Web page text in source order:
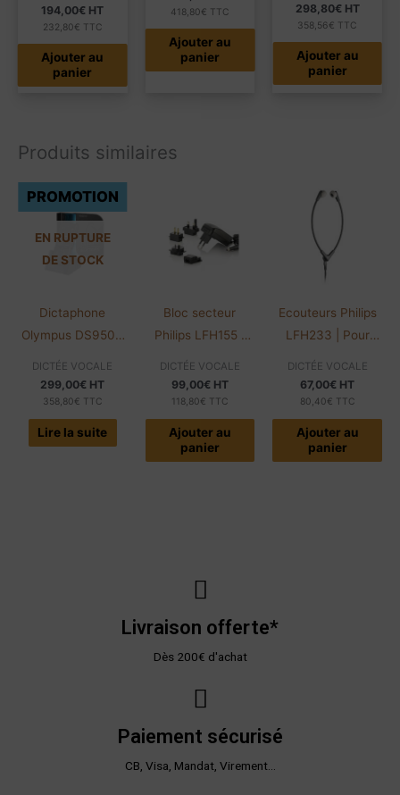
194,00€ HT
232,80€ TTC
Ajouter au
panier
418,80€ TTC
Ajouter au
panier
298,80€ HT
358,56€ TTC
Ajouter au
panier
Produits similaires
PROMOTION
EN RUPTURE
DE STOCK
Dictaphone
Olympus DS9500
Premium | WiFi |
Avec logiciel
DICTÉE VOCALE
299,00€ HT
358,80€ TTC
Lire la suite
Bloc secteur
Philips LFH155 |
Pour LFH720 et
725D
DICTÉE VOCALE
99,00€ HT
118,80€ TTC
Ajouter au
panier
Ecouteurs Philips
LFH233 | Pour
lecteur LFH720
DICTÉE VOCALE
67,00€ HT
80,40€ TTC
Ajouter au
panier
Livraison offerte*
Dès 200€ d'achat
Paiement sécurisé
CB, Visa, Mandat, Virement...